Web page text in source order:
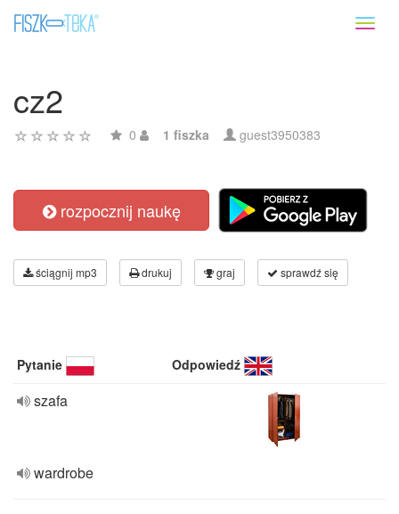
cz2
0 1 fiszka guest3950383
rozpocznij naukę
ściągnij mp3 drukuj graj sprawdź się
Pytanie Odpowiedź
szafa
wardrobe